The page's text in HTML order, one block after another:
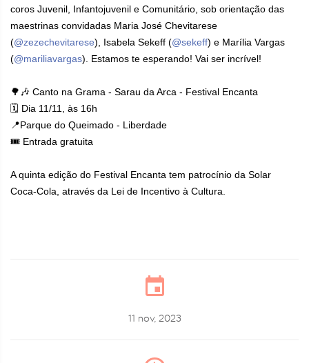
coros Juvenil, Infantojuvenil e Comunitário, sob orientação das
maestrinas convidadas Maria José Chevitarese
(@zezechevitarese), Isabela Sekeff (@sekeff) e Marília Vargas
(@mariliavargas). Estamos te esperando! Vai ser incrível!
🌳🎶 Canto na Grama - Sarau da Arca - Festival Encanta
🗓 Dia 11/11, às 16h
📍Parque do Queimado - Liberdade
🎟 Entrada gratuita
A quinta edição do Festival Encanta tem patrocínio da Solar
Coca-Cola, através da Lei de Incentivo à Cultura.
11 nov, 2023